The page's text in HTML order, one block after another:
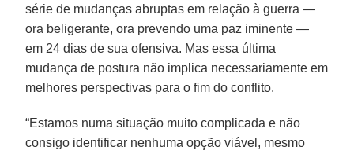
série de mudanças abruptas em relação à guerra —
ora beligerante, ora prevendo uma paz iminente —
em 24 dias de sua ofensiva. Mas essa última
mudança de postura não implica necessariamente em
melhores perspectivas para o fim do conflito.
“Estamos numa situação muito complicada e não
consigo identificar nenhuma opção viável, mesmo